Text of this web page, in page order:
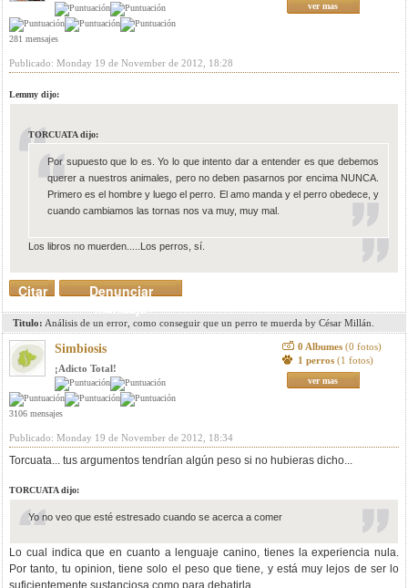
281 mensajes
ver mas
Publicado: Monday 19 de November de 2012, 18:28
Lemmy dijo:
TORCUATA dijo:
Por supuesto que lo es. Yo lo que intento dar a entender es que debemos
querer a nuestros animales, pero no deben pasarnos por encima NUNCA.
Primero es el hombre y luego el perro. El amo manda y el perro obedece, y
cuando cambiamos las tornas nos va muy, muy mal.
Los libros no muerden.....Los perros, sí.
Denunciar
mensaje
Citar
Titulo: Análisis de un error, como conseguir que un perro te muerda by César Millán.
Simbiosis
¡Adicto Total!
3106 mensajes
0 Albumes (0 fotos)
1 perros (1 fotos)
ver mas
Publicado: Monday 19 de November de 2012, 18:34
Torcuata... tus argumentos tendrían algún peso si no hubieras dicho...
TORCUATA dijo:
Yo no veo que esté estresado cuando se acerca a comer
Lo cual indica que en cuanto a lenguaje canino, tienes la experiencia nula.
Por tanto, tu opinion, tiene solo el peso que tiene, y está muy lejos de ser lo
suficientemente sustanciosa como para debatirla.